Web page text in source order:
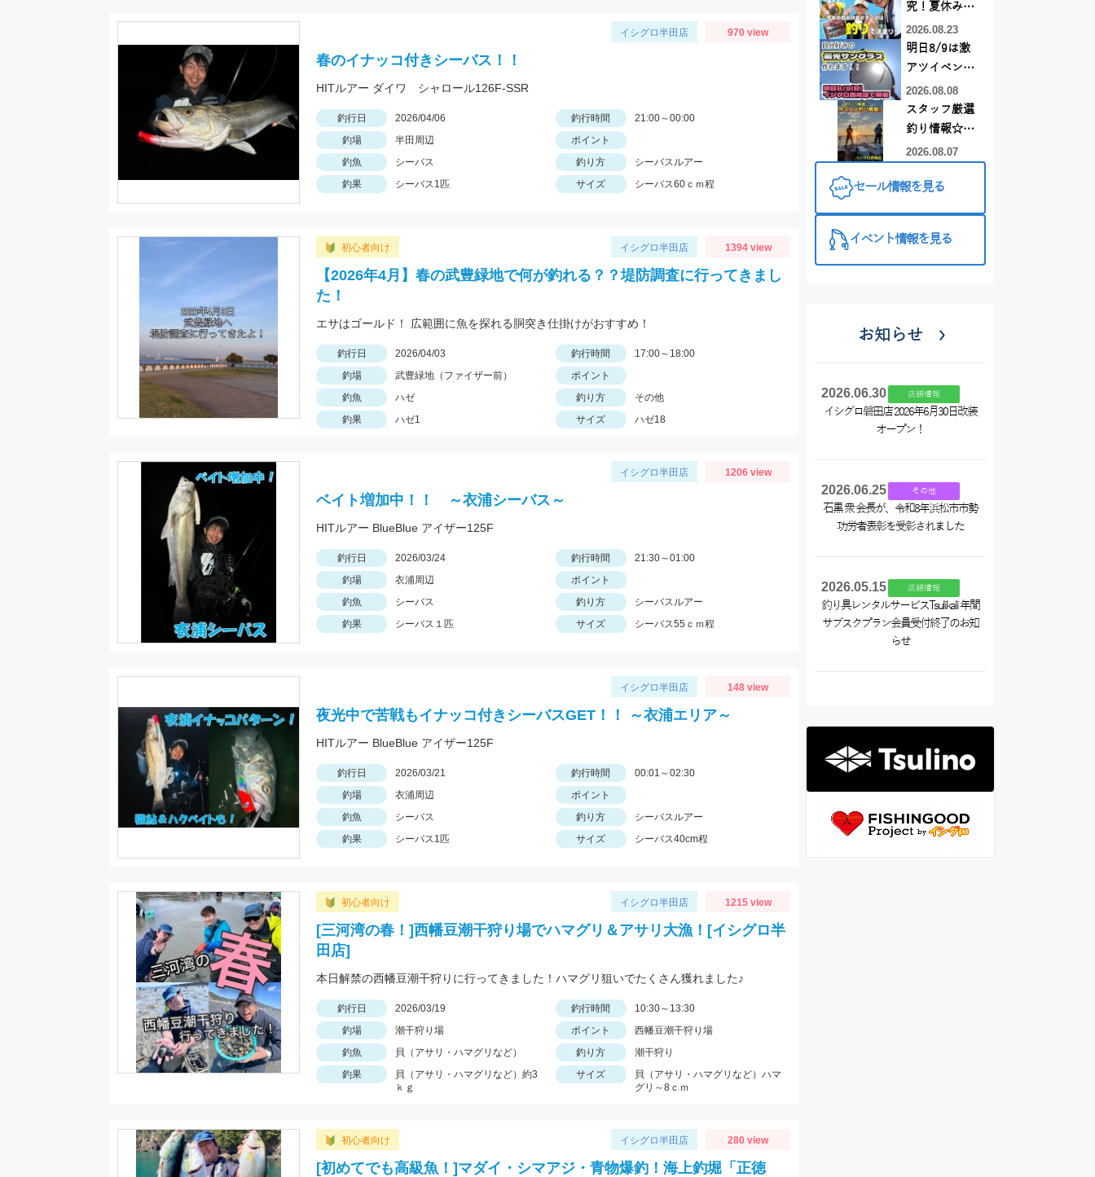
イシグロ半田店 970 view
春のイナッコ付きシーバス！！
HITルアー ダイワ シャロール126F-SSR
釣行日 2026/04/06 釣行時間
21:00～00:00
釣場
半田周辺
ポイント
釣魚
シーバス 釣り方
シーバスルアー
釣果
シーバス1匹 サイズ シーバス60ｃｍ程
初心者向け イシグロ半田店 1394 view
【2026年4月】春の武豊緑地で何が釣れる？？堤防調査に行ってきまし
た！
エサはゴールド！ 広範囲に魚を探れる胴突き仕掛けがおすすめ！
釣行日 2026/04/03 釣行時間
17:00～18:00
釣場
武豊緑地（ファイザー前）
ポイント
釣魚
ハゼ 釣り方
その他
釣果
ハゼ1 サイズ ハゼ18
イシグロ半田店 1206 view
ベイト増加中！！ ～衣浦シーバス～
HITルアー BlueBlue アイザー125F
釣行日 2026/03/24 釣行時間
21:30～01:00
釣場
衣浦周辺
ポイント
釣魚
シーバス 釣り方
シーバスルアー
釣果
シーバス１匹 サイズ シーバス55ｃｍ程
イシグロ半田店 148 view
夜光中で苦戦もイナッコ付きシーバスGET！！ ～衣浦エリア～
HITルアー BlueBlue アイザー125F
釣行日 2026/03/21 釣行時間
00:01～02:30
釣場
衣浦周辺
ポイント
釣魚
シーバス 釣り方
シーバスルアー
釣果
シーバス1匹 サイズ シーバス40cm程
初心者向け イシグロ半田店 1215 view
[三河湾の春！]西幡豆潮干狩り場でハマグリ＆アサリ大漁！[イシグロ半
田店]
本日解禁の西幡豆潮干狩りに行ってきました！ハマグリ狙いでたくさん獲れました♪
釣行日 2026/03/19 釣行時間
10:30～13:30
釣場
潮干狩り場 ポイント
西幡豆潮干狩り場
釣魚
貝（アサリ・ハマグリなど） 釣り方
潮干狩り
釣果
貝（アサリ・ハマグリなど）約3
ｋｇ
サイズ
貝（アサリ・ハマグリなど）ハマ
グリ～8ｃｍ
初心者向け イシグロ半田店 280 view
[初めてでも高級魚！]マダイ・シマアジ・青物爆釣！海上釣堀「正徳
究！夏休みに
釣りデビュー
2026.08.23
明日8/9は激
アツイベント
日！！！～オ
ーダー偏光グ
ラス受注会～
2026.08.08
スタッフ厳選
釣り情報☆彡
連休は何釣り
♪【イシグロ
2026.08.07
セール情報を見る
イベント情報を見る
お知らせ
2026.06.30 店舗情報
イシグロ磐田店 2026年6月30日改装
オープン！
2026.06.25 その他
石黒 衆 会長が、令和8年浜松市市勢
功労者表彰を受彰されました
2026.05.15 店舗情報
釣り具レンタルサービスTsulikali 年間
サブスクプラン会員受付終了のお知
らせ